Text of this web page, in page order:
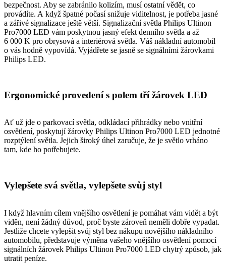
bezpečnost. Aby se zabránilo kolizím, musí ostatní vědět, co
provádíte. A když špatné počasí snižuje viditelnost, je potřeba jasné
a zářivé signalizace ještě větší. Signalizační světla Philips Ultinon
Pro7000 LED vám poskytnou jasný efekt denního světla a až
6 000 K pro obrysová a interiérová světla. Váš nákladní automobil
o vás hodně vypovídá. Vyjádřete se jasně se signálními žárovkami
Philips LED.
Ergonomické provedení s polem tří žárovek LED
Ať už jde o parkovací světla, odkládací přihrádky nebo vnitřní
osvětlení, poskytují žárovky Philips Ultinon Pro7000 LED jednotné
rozptýlení světla. Jejich široký úhel zaručuje, že je světlo vrháno
tam, kde ho potřebujete.
Vylepšete svá světla, vylepšete svůj styl
I když hlavním cílem vnějšího osvětlení je pomáhat vám vidět a být
viděn, není žádný důvod, proč byste zároveň neměli dobře vypadat.
Jestliže chcete vylepšit svůj styl bez nákupu novějšího nákladního
automobilu, představuje výměna vašeho vnějšího osvětlení pomocí
signálních žárovek Philips Ultinon Pro7000 LED chytrý způsob, jak
utratit peníze.